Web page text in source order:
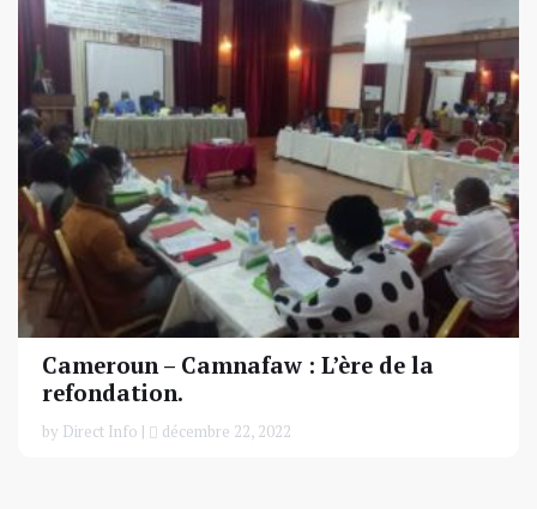
Cameroun – Camnafaw : L’ère de la
refondation.
by Direct Info | décembre 22, 2022